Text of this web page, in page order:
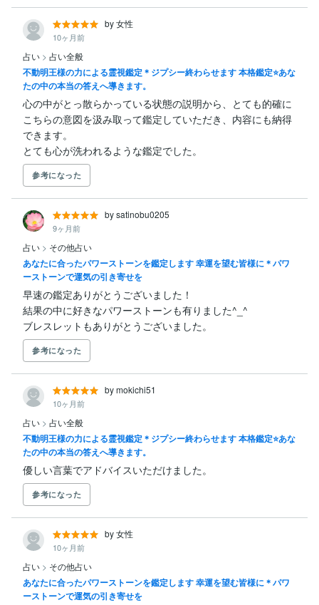
by 女性
10ヶ月前
占い > 占い全般
不動明王様の力による霊視鑑定＊ジプシー終わらせます 本格鑑定⭐あな
たの中の本当の答えへ導きます。
心の中がとっ散らかっている状態の説明から、とても的確に
こちらの意図を汲み取って鑑定していただき、内容にも納得
できます。
とても心が洗われるような鑑定でした。
参考になった
by satinobu0205
9ヶ月前
占い > その他占い
あなたに合ったパワーストーンを鑑定します 幸運を望む皆様に＊パワ
ーストーンで運気の引き寄せを
早速の鑑定ありがとうございました！
結果の中に好きなパワーストーンも有りました^_^
ブレスレットもありがとうございました。
参考になった
by mokichi51
10ヶ月前
占い > 占い全般
不動明王様の力による霊視鑑定＊ジプシー終わらせます 本格鑑定⭐あな
たの中の本当の答えへ導きます。
優しい言葉でアドバイスいただけました。
参考になった
by 女性
10ヶ月前
占い > その他占い
あなたに合ったパワーストーンを鑑定します 幸運を望む皆様に＊パワ
ーストーンで運気の引き寄せを